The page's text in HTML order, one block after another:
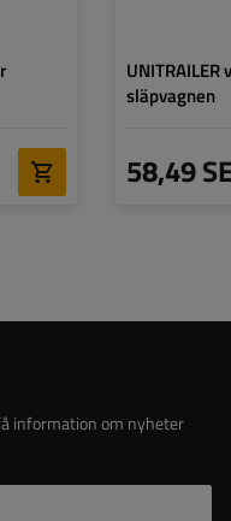
släpvagnen
58,49
information om nyheter